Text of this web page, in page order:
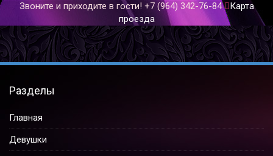
Звоните и приходите в гости! +7 (964) 342-76-84
Карта
проезда
Разделы
Главная
Девушки